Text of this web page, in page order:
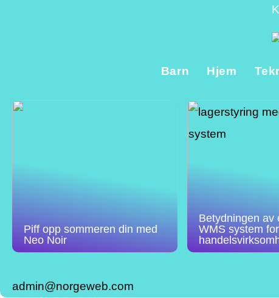
Barn Hjem
Piff opp sommeren din med
Neo Noir
Betydningen av
WMS system
admin@norgeweb.com